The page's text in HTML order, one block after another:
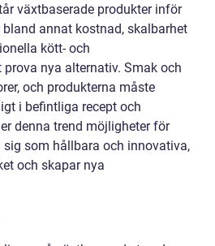
växtbaserade produkter inför
annat kostnad, skalbarhet
kött- och
nya alternativ. Smak och
och produkterna måste
i befintliga recept och
denna trend möjligheter för
som hållbara och innovativa,
och skapar nya